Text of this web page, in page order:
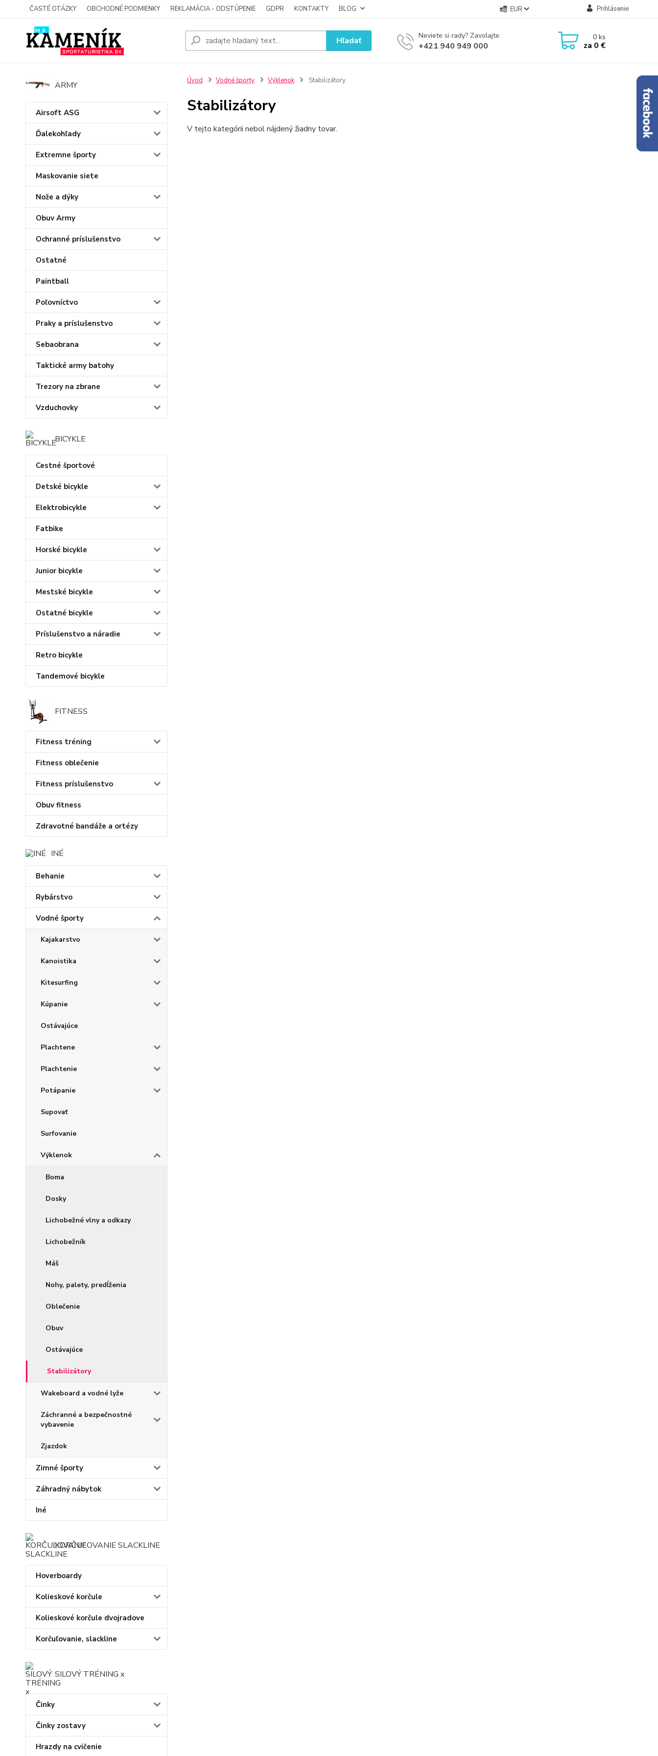
ČASTÉ OTÁZKY OBCHODNÉ PODMIENKY REKLAMÁCIA - ODSTÚPENIE GDPR KONTAKTY BLOG EUR Prihlásenie
Hľadať Neviete si rady? Zavolajte.
+421 940 949 000
0ks
za 0 €
ARMY
Airsoft ASG
Ďalekohľady
Extremne športy
Maskovanie siete
Nože a dýky
Obuv Army
Ochranné príslušenstvo
Ostatné
Paintball
Poľovníctvo
Praky a príslušenstvo
Sebaobrana
Taktické army batohy
Trezory na zbrane
Vzduchovky
BICYKLE
Cestné športové
Detské bicykle
Elektrobicykle
Fatbike
Horské bicykle
Junior bicykle
Mestské bicykle
Ostatné bicykle
Príslušenstvo a náradie
Retro bicykle
Tandemové bicykle
FITNESS
Fitness tréning
Fitness oblečenie
Fitness príslušenstvo
Obuv fitness
Zdravotné bandáže a ortézy
INÉ
Behanie
Rybárstvo
Vodné športy
Kajakarstvo
Kanoistika
Kitesurfing
Kúpanie
Ostávajúce
Plachtene
Plachtenie
Potápanie
Supovať
Surfovanie
Výklenok
Boma
Dosky
Lichobežné vlny a odkazy
Lichobežník
Máš
Nohy, palety, predĺženia
Oblečenie
Obuv
Ostávajúce
Stabilizátory
Wakeboard a vodné lyže
Záchranné a bezpečnostné
vybavenie
Zjazdok
Zimné športy
Záhradný nábytok
Iné
KORČUĽOVANIE SLACKLINE
Hoverboardy
Kolieskové korčule
Kolieskové korčule dvojradove
Korčuľovanie, slackline
SILOVÝ TRÉNING x
Činky
Činky zostavy
Hrazdy na cvičenie
Úvod Vodné športy Výklenok Stabilizátory
Stabilizátory
V tejto kategórii nebol nájdený žiadny tovar.